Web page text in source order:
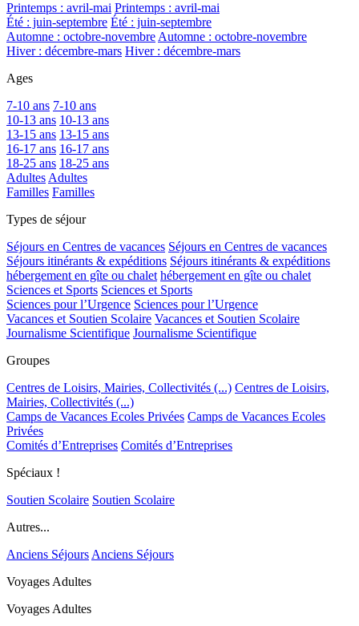
Printemps : avril-mai Printemps : avril-mai
Été : juin-septembre Été : juin-septembre
Automne : octobre-novembreAutomne : octobre-novembre
Hiver : décembre-mars Hiver : décembre-mars
Ages
7-10 ans 7-10 ans
10-13 ans 10-13 ans
13-15 ans 13-15 ans
16-17 ans 16-17 ans
18-25 ans 18-25 ans
AdultesAdultes
Familles Familles
Types de séjour
Séjours en Centres de vacances Séjours en Centres de vacances
Séjours itinérants & expéditions Séjours itinérants & expéditions
hébergement en gîte ou chalet hébergement en gîte ou chalet
Sciences et Sports Sciences et Sports
Sciences pour l’Urgence Sciences pour l’Urgence
Vacances et Soutien Scolaire Vacances et Soutien Scolaire
Journalisme Scientifique Journalisme Scientifique
Groupes
Centres de Loisirs, Mairies, Collectivités (...) Centres de Loisirs,
Mairies, Collectivités (...)
Camps de Vacances Ecoles Privées Camps de Vacances Ecoles
Privées
Comités d’Entreprises Comités d’Entreprises
Spéciaux !
Soutien Scolaire Soutien Scolaire
Autres...
Anciens SéjoursAnciens Séjours
Voyages Adultes
Voyages Adultes